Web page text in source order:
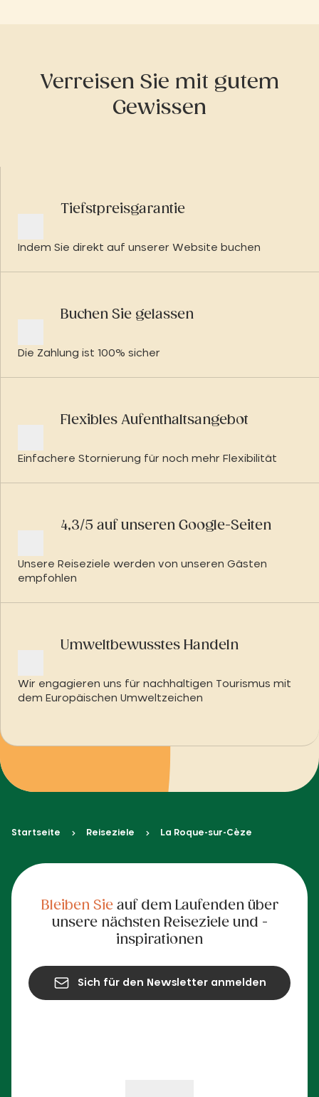
Verreisen Sie mit gutem
Gewissen
Tiefstpreisgarantie
Indem Sie direkt auf unserer Website buchen
Buchen Sie gelassen
Die Zahlung ist 100% sicher
Flexibles Aufenthaltsangebot
Einfachere Stornierung für noch mehr Flexibilität
4,3/5 auf unseren Google-Seiten
Unsere Reiseziele werden von unseren Gästen
empfohlen
Umweltbewusstes Handeln
Wir engagieren uns für nachhaltigen Tourismus mit
dem Europäischen Umweltzeichen
Startseite Reiseziele La Roque-sur-Cèze
Bleiben Sieauf dem Laufenden über
unsere nächsten Reiseziele und -
inspirationen
Sich für den Newsletter anmelden